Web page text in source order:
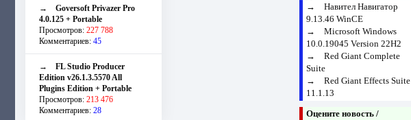
→ Goversoft Privazer Pro
4.0.125 + Portable
Просмотров: 227 788
Комментариев: 45
→ FL Studio Producer
Edition v26.1.3.5570 All
Plugins Edition + Portable
Просмотров: 213 476
Комментариев: 28
→ Навител Навигатор
9.13.46 WinCE
→ Microsoft Windows
10.0.19045 Version 22H2
→ Red Giant Complete
Suite
→ Red Giant Effects Suite
11.1.13
Оцените новость /